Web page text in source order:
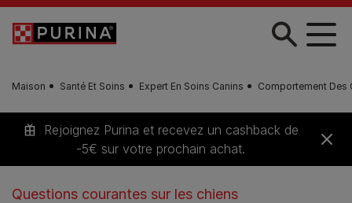
Skip to main content
Maison Santé Et Soins Expert En Soins Canins Comportement Des
Rejoignez Purina et recevez un cashback de
-5€ sur votre prochain achat.
Questions courantes sur les chiens